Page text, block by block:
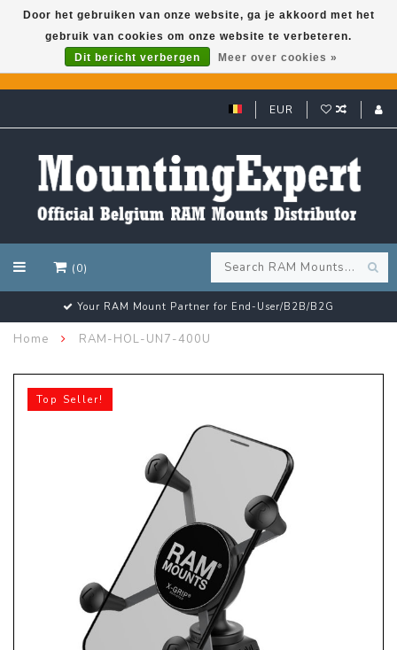
GARMIN GPS met een superkorting tot 50%? Klik hier!
EUR
(0)
Customer email support 24/7!
Home RAM-HOL-UN7-400U
Top Seller!
Door het gebruiken van onze website, ga je akkoord met het
gebruik van cookies om onze website te verbeteren.
Dit bericht verbergen
Meer over cookies »